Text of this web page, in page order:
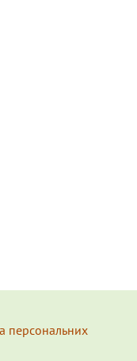
персональних